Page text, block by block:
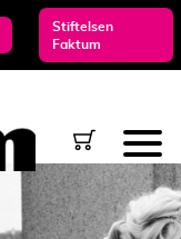
Stiftelsen
Faktum